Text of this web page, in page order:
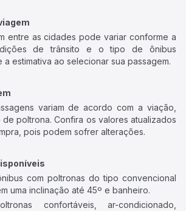
entre as cidades pode variar conforme a
de trânsito e o tipo de ônibus
a estimativa ao selecionar sua passagem.
variam de acordo com a viação,
poltrona. Confira os valores atualizados
pois podem sofrer alterações.
com poltronas do tipo convencional
uma inclinação até 45º e banheiro.
confortáveis, ar-condicionado,